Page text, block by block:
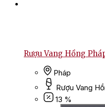
Rượu Vang Hồng
Pháp
Rượu Vang
13 %